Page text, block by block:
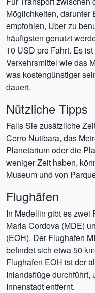
Möglichkeiten, darunter
empfohlen, Uber zu
häufigsten genutzt
10 USD pro Fahrt. Es
Verkehrsmittel wie das
was kostengünstiger
dauert.
Nützliche Tipps
Falls Sie zusätzliche
Cerro Nutibara, das
Planetarium oder die
weniger Zeit haben,
Museum und von
Flughäfen
In Medellin gibt es zwei
Maria Cordova (MDE)
(EOH). Der Flughafen
befindet sich etwa 50
Flughafen EOH ist der
Inlandsflüge durchführt,
Innenstadt entfernt.